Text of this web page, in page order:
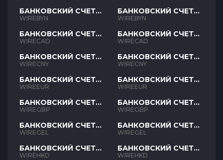
БАНКОВСКИЙ СЧЕТ
BYN
WIREBYN
БАНКОВСКИЙ СЧЕТ
CAD
WIRECAD
БАНКОВСКИЙ СЧЕТ
CNY
WIRECNY
БАНКОВСКИЙ СЧЕТ
EUR
WIREEUR
БАНКОВСКИЙ СЧЕТ
GBP
WIREGBP
БАНКОВСКИЙ СЧЕТ
GEL
WIREGEL
БАНКОВСКИЙ СЧЕТ
HKD
WIREHKD
БАНКОВСКИЙ СЧЕТ
BYN
WIREBYN
БАНКОВСКИЙ СЧЕТ
CAD
WIRECAD
БАНКОВСКИЙ СЧЕТ
CNY
WIRECNY
БАНКОВСКИЙ СЧЕТ
EUR
WIREEUR
БАНКОВСКИЙ СЧЕТ
GBP
WIREGBP
БАНКОВСКИЙ СЧЕТ
GEL
WIREGEL
БАНКОВСКИЙ СЧЕТ
HKD
WIREHKD